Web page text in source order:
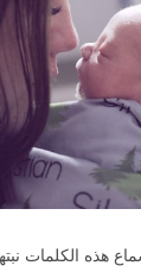
هذه الكلمات